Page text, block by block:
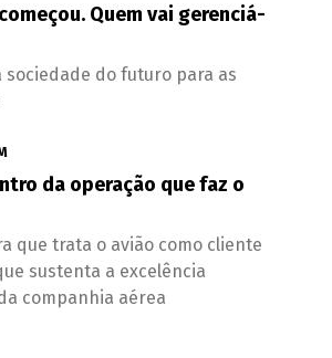
Quem vai gerenciá-
sociedade do futuro para as
da operação que faz o
que trata o avião como cliente
sustenta a excelência
companhia aérea